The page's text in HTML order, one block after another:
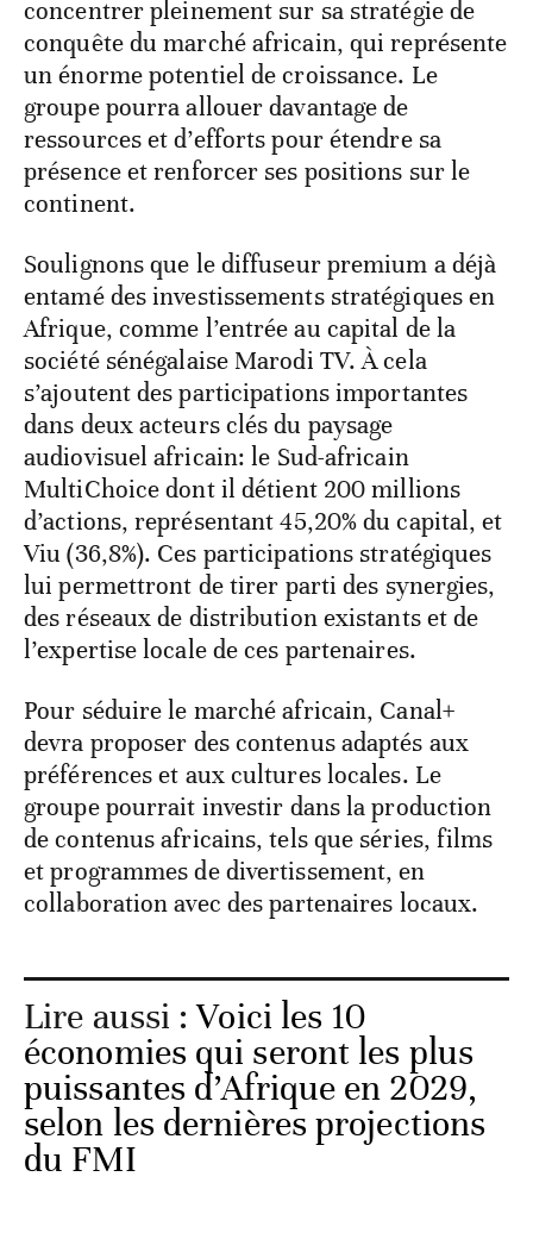
concentrer pleinement sur sa stratégie de
conquête du marché africain, qui représente
un énorme potentiel de croissance. Le
groupe pourra allouer davantage de
ressources et d’efforts pour étendre sa
présence et renforcer ses positions sur le
continent.
Soulignons que le diffuseur premium a déjà
entamé des investissements stratégiques en
Afrique, comme l’entrée au capital de la
société sénégalaise Marodi TV. À cela
s’ajoutent des participations importantes
dans deux acteurs clés du paysage
audiovisuel africain: le Sud-africain
MultiChoice dont il détient 200 millions
d’actions, représentant 45,20% du capital, et
Viu (36,8%). Ces participations stratégiques
lui permettront de tirer parti des synergies,
des réseaux de distribution existants et de
l’expertise locale de ces partenaires.
Pour séduire le marché africain, Canal+
devra proposer des contenus adaptés aux
préférences et aux cultures locales. Le
groupe pourrait investir dans la production
de contenus africains, tels que séries, films
et programmes de divertissement, en
collaboration avec des partenaires locaux.
Lire aussi :Voici les 10
économies qui seront les plus
puissantes d’Afrique en 2029,
selon les dernières projections
du FMI